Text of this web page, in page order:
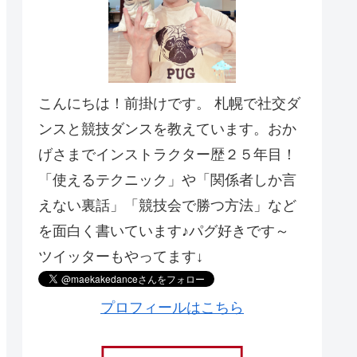
こんにちは！前掛けです。 札幌で社交ダ
ンスと競技ダンスを教えています。おか
げさまでインストラクター歴２５年目！
「使えるテクニック」や「関係者しか言
えない裏話」「競技会で勝つ方法」など
を面白く書いています♪パグ好きです～
ツイッターもやってます↓
プロフィールはこちら